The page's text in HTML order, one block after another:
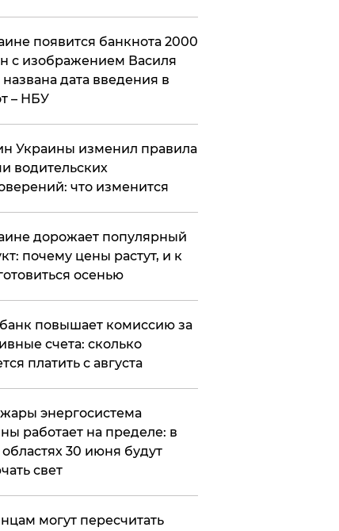
появится банкнота 2000
с изображением Василя
названа дата введения в
– НБУ
Украины изменил правила
водительских
что изменится
дорожает популярный
почему цены растут, и к
осенью
повышает комиссию за
счета: сколько
платить с августа
энергосистема
работает на пределе: в
областях 30 июня будут
свет
могут пересчитать